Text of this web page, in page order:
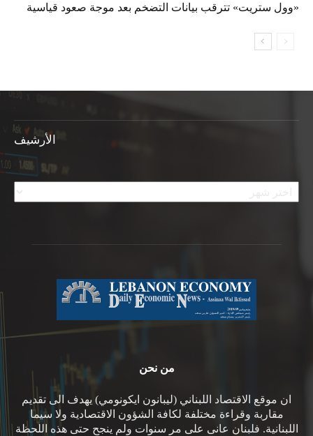
«وول ستريت» تترقب بيانات التضخم بعد موجة صعود قياسية
الأرشيف
الأرشيف
من نحن
ان موقع الاقتصاد اللبناني (ليبانون ايكونومي) يهدف الى تقديم
مقاربة وقراءة مختلفة لكافة الشؤون الاقتصادية ولا سيما
اللبنانية. فلبنان عانى على مر سنوات ولم ينجح حتى هذه اللحظة